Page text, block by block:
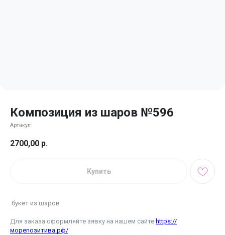
Композиция из шаров №596
Артикул:
2700,00 р.
Купить
.букет из шаров
Для заказа оформляйте зявку на нашем сайте https://
морепозитива.рф/